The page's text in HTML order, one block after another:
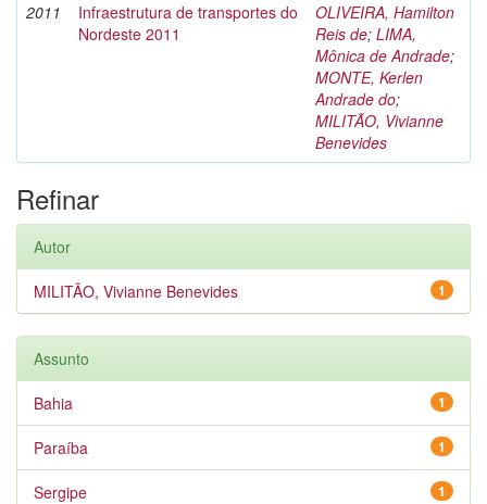
2011
Infraestrutura de transportes do
Nordeste 2011
OLIVEIRA, Hamilton
Reis de; LIMA,
Mônica de Andrade;
MONTE, Kerlen
Andrade do;
MILITÃO, Vivianne
Benevides
Refinar
Autor
1
MILITÃO, Vivianne Benevides
Assunto
1
Bahia
1
Paraíba
1
Sergipe